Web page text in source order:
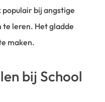
populair bij angstige
te leren. Het gladde
maken.
bij School